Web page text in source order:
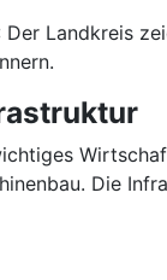
Der Landkreis
Die